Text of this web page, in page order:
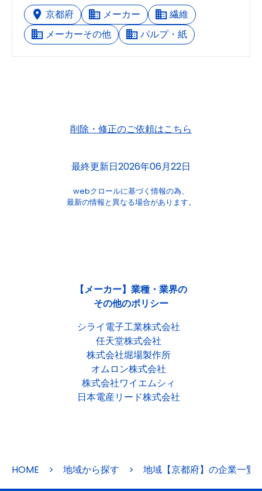
京都府 メーカー
繊維
メーカーその他
パルプ・紙
削除・修正のご依頼はこちら
最終更新日2026年06月22日
webクロールに基づく情報の為、
最新の情報と異なる場合があります。
【メーカー】業種・業界の
その他のポリシー
シライ電子工業株式会社
任天堂株式会社
株式会社堀場製作所
オムロン株式会社
株式会社ワイエムシィ
日本電産リード株式会社
HOME > 地域から探す > 地域【京都府】の企業一覧